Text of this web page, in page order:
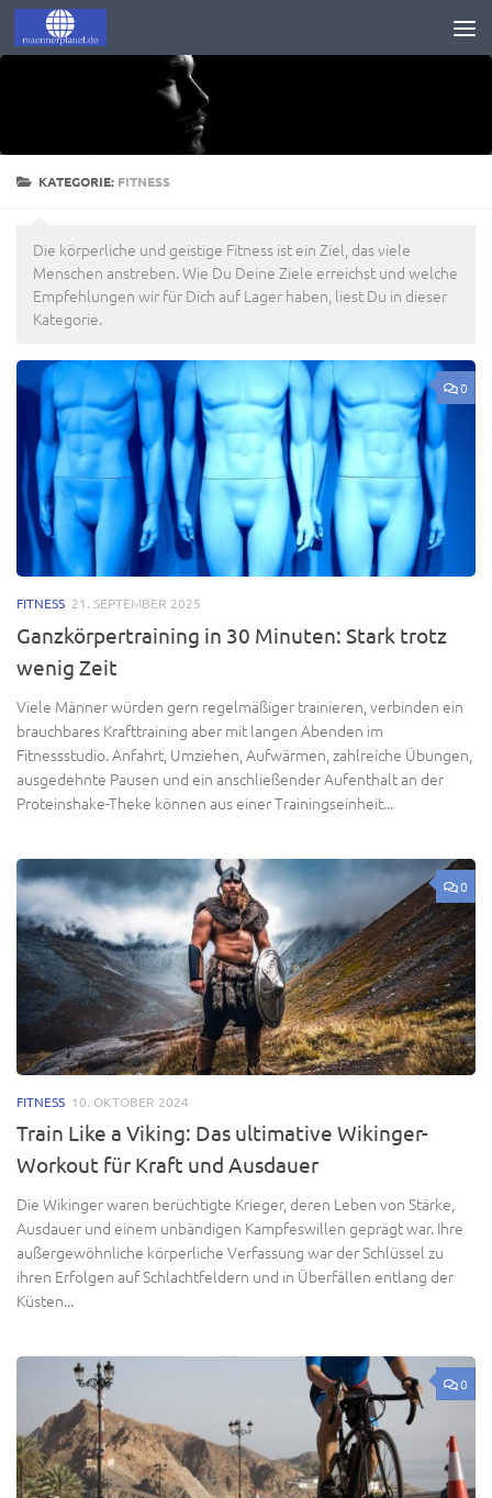
Zum Inhalt springen
KATEGORIE: FITNESS
Die körperliche und geistige Fitness ist ein Ziel, das viele
Menschen anstreben. Wie Du Deine Ziele erreichst und welche
Empfehlungen wir für Dich auf Lager haben, liest Du in dieser
Kategorie.
0
FITNESS 21. SEPTEMBER 2025
Ganzkörpertraining in 30 Minuten: Stark trotz
wenig Zeit
Viele Männer würden gern regelmäßiger trainieren, verbinden ein
brauchbares Krafttraining aber mit langen Abenden im
Fitnessstudio. Anfahrt, Umziehen, Aufwärmen, zahlreiche Übungen,
ausgedehnte Pausen und ein anschließender Aufenthalt an der
Proteinshake-Theke können aus einer Trainingseinheit...
0
FITNESS 10. OKTOBER 2024
Train Like a Viking: Das ultimative Wikinger-
Workout für Kraft und Ausdauer
Die Wikinger waren berüchtigte Krieger, deren Leben von Stärke,
Ausdauer und einem unbändigen Kampfeswillen geprägt war. Ihre
außergewöhnliche körperliche Verfassung war der Schlüssel zu
ihren Erfolgen auf Schlachtfeldern und in Überfällen entlang der
Küsten...
0